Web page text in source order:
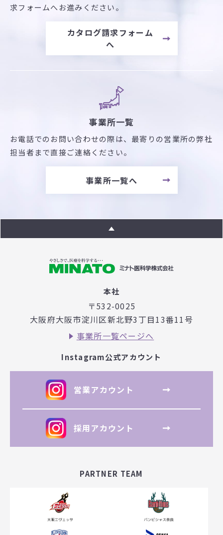
求フォームへお進みください。
カタログ請求フォーム
へ
事業所一覧
お電話でのお問い合わせの際は、最寄りの営業所の弊社
担当者まで直接ご連絡ください。
事業所一覧へ
本社
〒532-0025
大阪府大阪市淀川区新北野3丁目13番11号
事業所一覧ページへ
Instagram公式アカウント
営業アカウント
採用アカウント
PARTNER TEAM